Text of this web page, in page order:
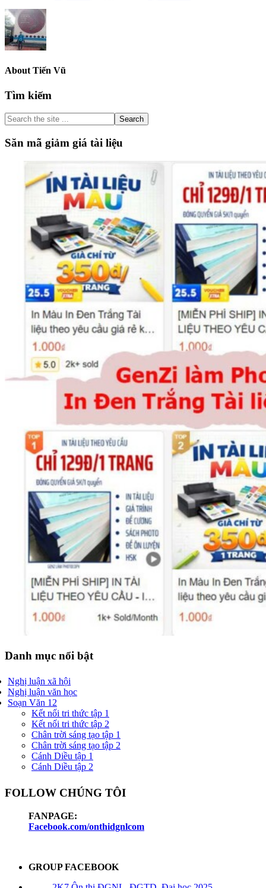
AboutTiến Vũ
Primary
Sidebar
Tìm kiếm
Search
the
site
...
Săn mã giảm giá tài liệu
Danh mục nổi bật
Nghị luận xã hội
Nghị luận văn học
Soạn Văn 12
Kết nối tri thức tập 1
Kết nối tri thức tập 2
Chân trời sáng tạo tập 1
Chân trời sáng tạo tập 2
Cánh Diều tập 1
Cánh Diều tập 2
FOLLOW CHÚNG TÔI
FANPAGE:
Facebook.com/onthidgnlcom
GROUP FACEBOOK